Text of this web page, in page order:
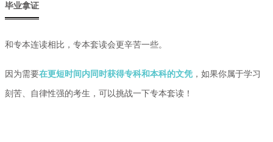
毕业拿证
和专本连读相比， 专本套读会更辛苦一些。
因为需要在更短时间内同时获得专科和本科的文凭 ， 如果你属于学习
刻苦、自律性强的考生，可以挑战一下专本套读！